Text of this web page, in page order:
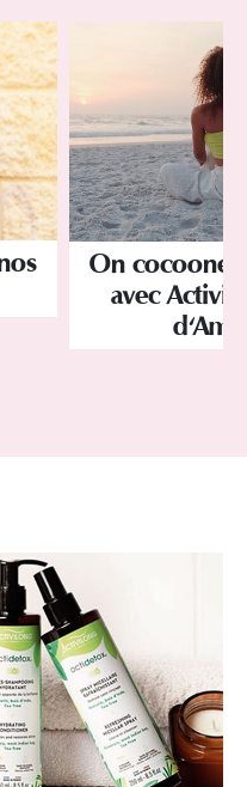
On cocoone
avec